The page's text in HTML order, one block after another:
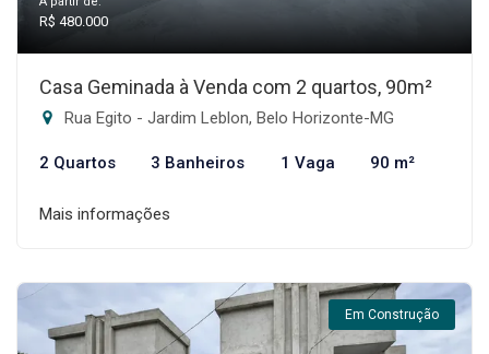
R$ 480.000
Casa Geminada à Venda com 2 quartos, 90m²
Rua Egito - Jardim Leblon, Belo Horizonte-MG
2 Quartos 3 Banheiros 1 Vaga 90 m²
Mais informações
Em Construção